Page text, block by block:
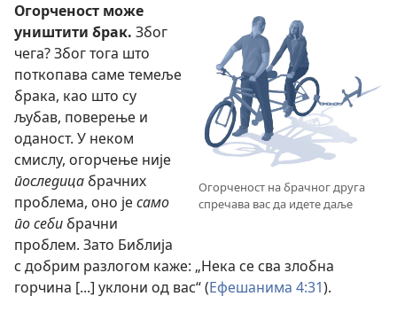
Огорченост на брачног друга
спречава вас да идете даље
Огорченост може
уништити брак. Због
чега? Због тога што
поткопава саме темеље
брака, као што су
љубав, поверење и
оданост. У неком
смислу, огорчење није
последица брачних
проблема, оно је само
по себи брачни
проблем. Зато Библија
с добрим разлогом каже: „Нека се сва злобна
горчина [...] уклони од вас“ (Ефешанима 4:31).